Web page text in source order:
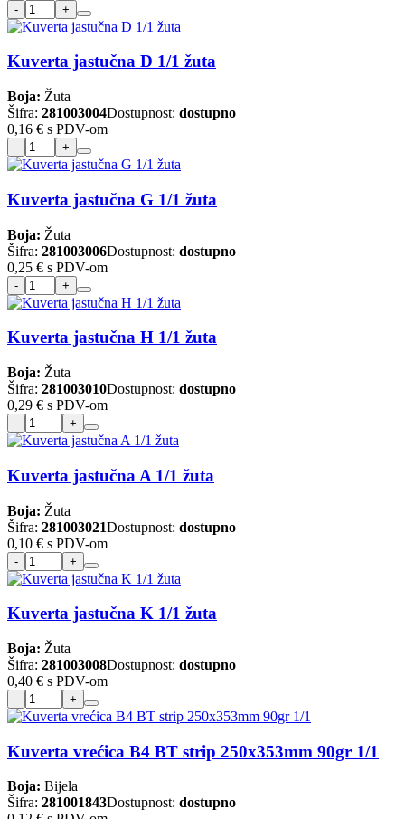
Kuverta jastučna D 1/1 žuta
Boja: Žuta
Šifra: 281003004Dostupnost: dostupno
0,16 € s PDV-om
Kuverta jastučna G 1/1 žuta
Boja: Žuta
Šifra: 281003006Dostupnost: dostupno
0,25 € s PDV-om
Kuverta jastučna H 1/1 žuta
Boja: Žuta
Šifra: 281003010Dostupnost: dostupno
0,29 € s PDV-om
Kuverta jastučna A 1/1 žuta
Boja: Žuta
Šifra: 281003021Dostupnost: dostupno
0,10 € s PDV-om
Kuverta jastučna K 1/1 žuta
Boja: Žuta
Šifra: 281003008Dostupnost: dostupno
0,40 € s PDV-om
Kuverta vrećica B4 BT strip 250x353mm 90gr 1/1
Boja: Bijela
Šifra: 281001843Dostupnost: dostupno